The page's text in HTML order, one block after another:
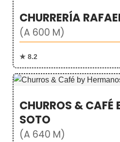
CHURRERÍA
(A 600 M)
★ 8.2
CHURROS & CAFÉ
SOTO
(A 640 M)